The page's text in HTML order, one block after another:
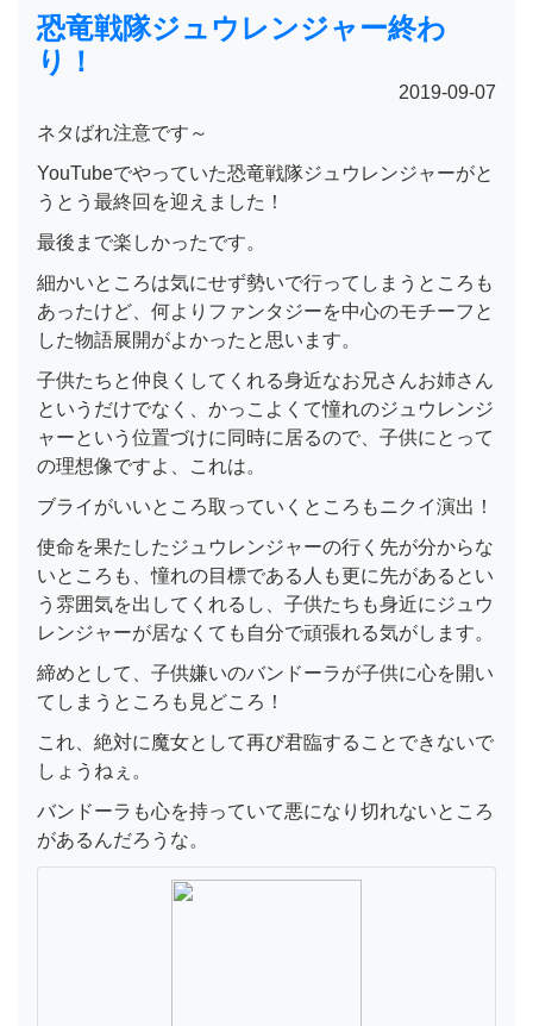
恐竜戦隊ジュウレンジャー終わ
り！
2019-09-07
ネタばれ注意です～
YouTubeでやっていた恐竜戦隊ジュウレンジャーがと
うとう最終回を迎えました！
最後まで楽しかったです。
細かいところは気にせず勢いで行ってしまうところも
あったけど、何よりファンタジーを中心のモチーフと
した物語展開がよかったと思います。
子供たちと仲良くしてくれる身近なお兄さんお姉さん
というだけでなく、かっこよくて憧れのジュウレンジ
ャーという位置づけに同時に居るので、子供にとって
の理想像ですよ、これは。
ブライがいいところ取っていくところもニクイ演出！
使命を果たしたジュウレンジャーの行く先が分からな
いところも、憧れの目標である人も更に先があるとい
う雰囲気を出してくれるし、子供たちも身近にジュウ
レンジャーが居なくても自分で頑張れる気がします。
締めとして、子供嫌いのバンドーラが子供に心を開い
てしまうところも見どころ！
これ、絶対に魔女として再び君臨することできないで
しょうねぇ。
バンドーラも心を持っていて悪になり切れないところ
があるんだろうな。